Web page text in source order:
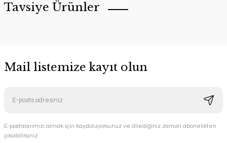
Tavsiye Ürünler
El İşlemesi Bakır Tepsi
Mail listemize kayıt olun
E-postalarımızı almak için kaydoluyorsunuz ve dilediğiniz zaman abonelikten
çıkabilirsiniz.